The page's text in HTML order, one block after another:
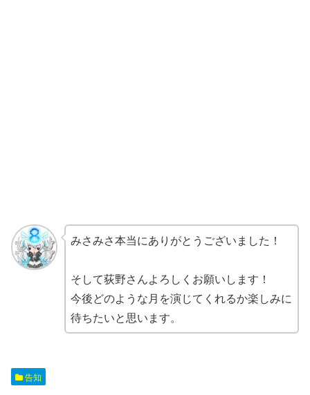
みさみさ本当にありがとうございました！
そして荻野さんよろしくお願いします！
今後どのような月を演じてくれるか楽しみに
待ちたいと思います。
告知